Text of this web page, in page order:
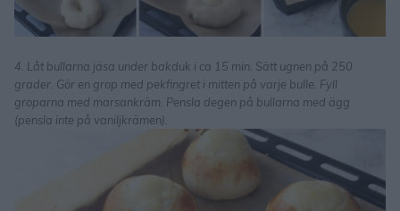
4. Låt bullarna jäsa under bakduk i ca 15 min. Sätt ugnen på 250
grader. Gör en grop med pekfingret i mitten på varje bulle. Fyll
groparna med marsankräm. Pensla degen på bullarna med ägg
(pensla inte på vaniljkrämen).